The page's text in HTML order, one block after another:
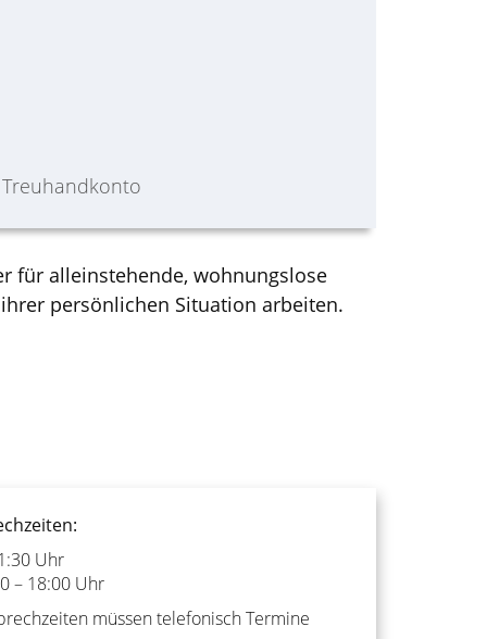
für alleinstehende, wohnungslose
persönlichen Situation arbeiten.
Uhr
– 18:00 Uhr
müssen telefonisch Termine